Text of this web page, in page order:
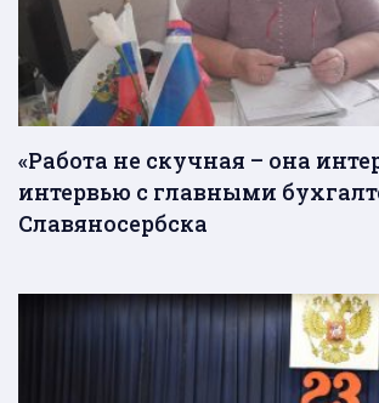
«Работа не скучная – она
интервью с главными
Славяносербска